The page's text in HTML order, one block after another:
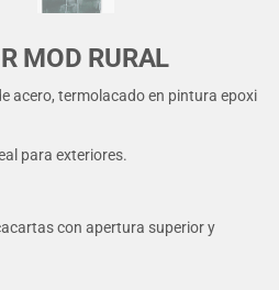
MOD RURAL
acero, termolacado en pintura epoxi
para exteriores.
con apertura superior y